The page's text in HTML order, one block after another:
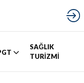
SAĞLIK
TURİZMİ